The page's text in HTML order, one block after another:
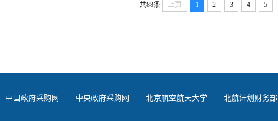
共88条 上页 1 2 3 4 5
中国政府采购网 中央政府采购网 北京航空航天大学 北航计划财务部